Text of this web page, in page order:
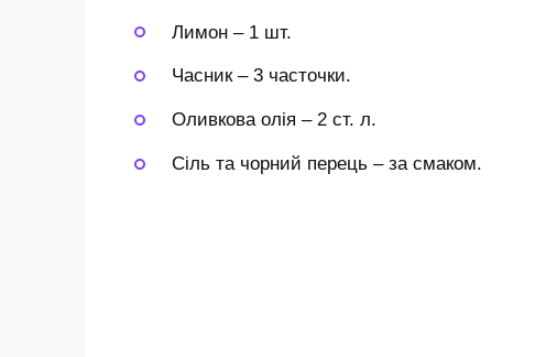
Лимон – 1 шт.
Часник– 3 часточки.
Оливкова олія – 2 ст. л.
Сіль та чорний перець – за смаком.